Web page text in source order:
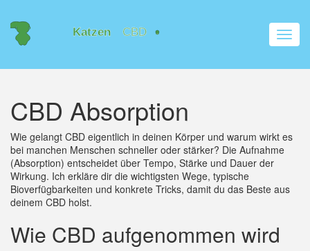
CBD Absorption
Wie gelangt CBD eigentlich in deinen Körper und warum wirkt es
bei manchen Menschen schneller oder stärker? Die Aufnahme
(Absorption) entscheidet über Tempo, Stärke und Dauer der
Wirkung. Ich erkläre dir die wichtigsten Wege, typische
Bioverfügbarkeiten und konkrete Tricks, damit du das Beste aus
deinem CBD holst.
Wie CBD aufgenommen wird